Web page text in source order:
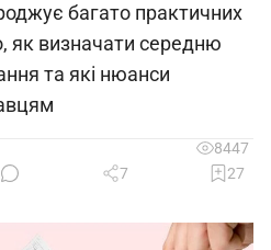
багато практичних
як визначати середню
та які нюанси
8447
7
27